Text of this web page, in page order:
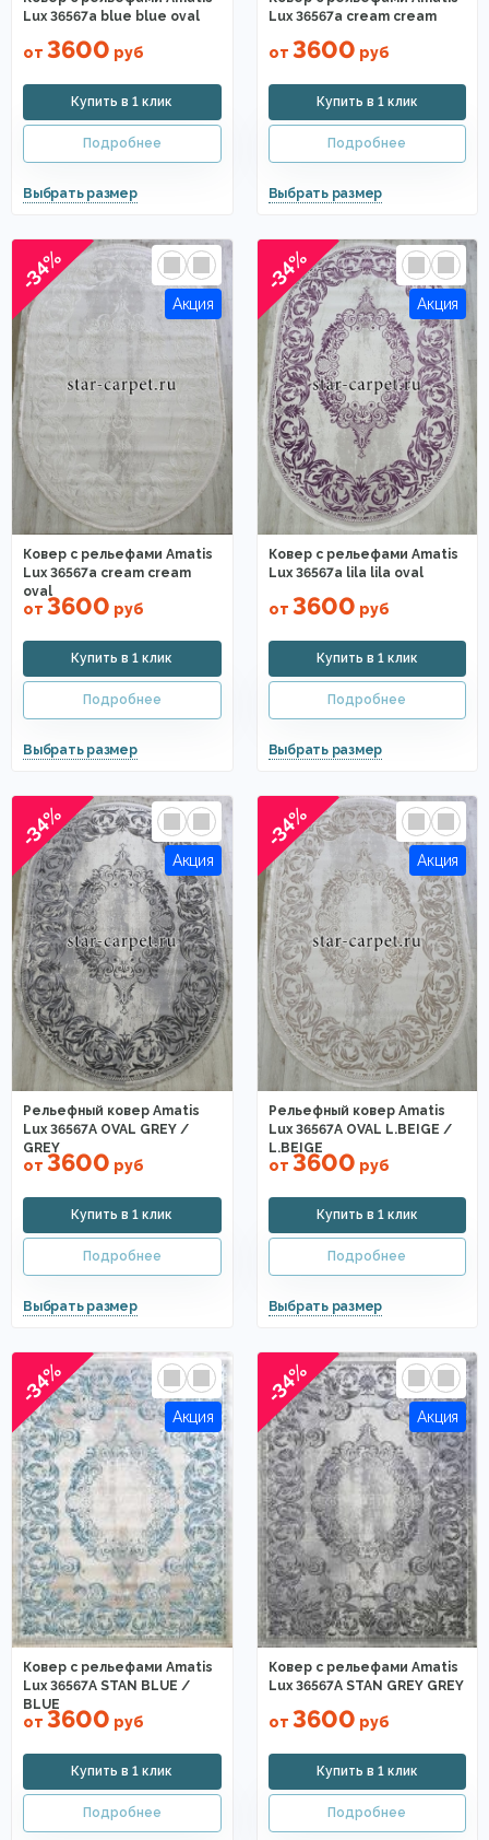
Lux 36567a blue blue oval
от 3600 руб
Lux 36567a cream cream
от 3600 руб
-34%
Ковер с рельефами Amatis
Lux 36567a cream cream
oval
от 3600 руб
-34%
Ковер с рельефами Amatis
Lux 36567a lila lila oval
от 3600 руб
-34%
Рельефный ковер Amatis
Lux 36567A OVAL GREY /
GREY
от 3600 руб
-34%
Рельефный ковер Amatis
Lux 36567A OVAL L.BEIGE /
L.BEIGE
от 3600 руб
-34%
Ковер с рельефами Amatis
Lux 36567A STAN BLUE /
BLUE
от 3600 руб
-34%
Ковер с рельефами Amatis
Lux 36567A STAN GREY GREY
от 3600 руб